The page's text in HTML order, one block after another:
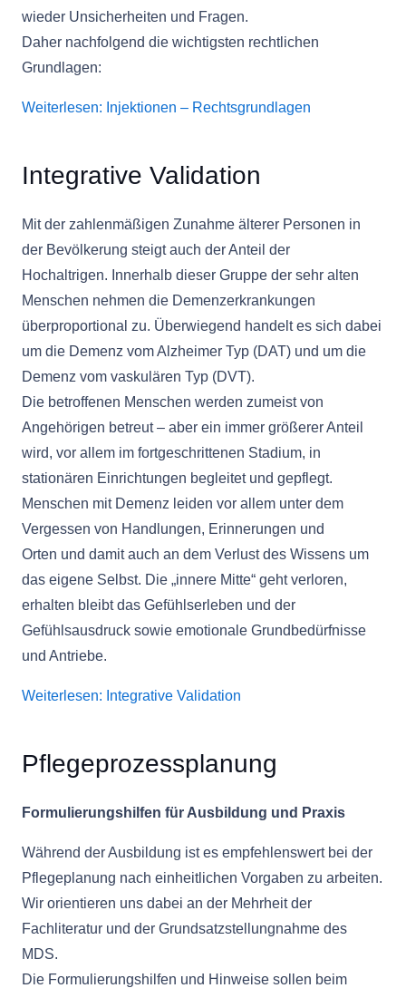
wieder Unsicherheiten und Fragen.
Daher nachfolgend die wichtigsten rechtlichen
Grundlagen:
Weiterlesen: Injektionen – Rechtsgrundlagen
Integrative Validation
Mit der zahlenmäßigen Zunahme älterer Personen in
der Bevölkerung steigt auch der Anteil der
Hochaltrigen. Innerhalb dieser Gruppe der sehr alten
Menschen nehmen die Demenzerkrankungen
überproportional zu. Überwiegend handelt es sich dabei
um die Demenz vom Alzheimer Typ (DAT) und um die
Demenz vom vaskulären Typ (DVT).
Die betroffenen Menschen werden zumeist von
Angehörigen betreut – aber ein immer größerer Anteil
wird, vor allem im fortgeschrittenen Stadium, in
stationären Einrichtungen begleitet und gepflegt.
Menschen mit Demenz leiden vor allem unter dem
Vergessen von Handlungen, Erinnerungen und
Orten und damit auch an dem Verlust des Wissens um
das eigene Selbst. Die „innere Mitte“ geht verloren,
erhalten bleibt das Gefühlserleben und der
Gefühlsausdruck sowie emotionale Grundbedürfnisse
und Antriebe.
Weiterlesen: Integrative Validation
Pflegeprozessplanung
Formulierungshilfen für Ausbildung und Praxis
Während der Ausbildung ist es empfehlenswert bei der
Pflegeplanung nach einheitlichen Vorgaben zu arbeiten.
Wir orientieren uns dabei an der Mehrheit der
Fachliteratur und der Grundsatzstellungnahme des
MDS.
Die Formulierungshilfen und Hinweise sollen beim